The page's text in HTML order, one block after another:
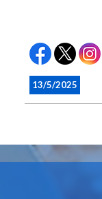
13/5/2025